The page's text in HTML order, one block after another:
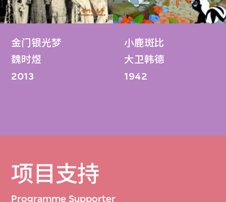
金门银光梦
魏时煜
2013
小鹿斑比
大卫韩德
1942
项目支持
Programme Supporter